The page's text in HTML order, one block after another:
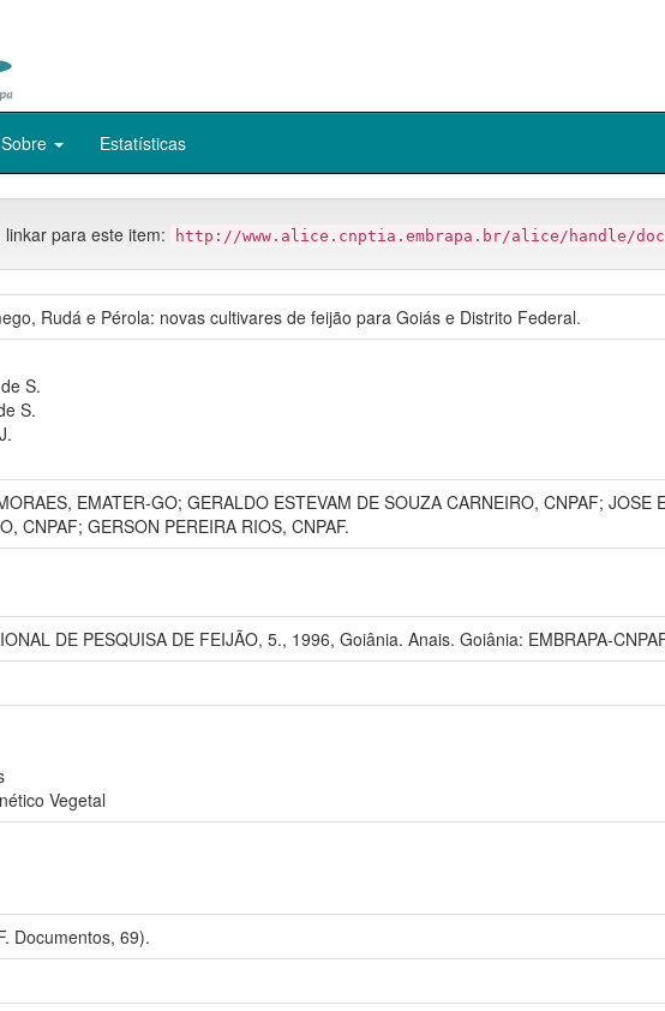
Sobre Estatísticas
para este item: http://www.alice.cnptia.embrapa.br/alice/handle/
Rudá e Pérola: novas cultivares de feijão para Goiás e Distrito Federal.
S.
S.
EMATER-GO; GERALDO ESTEVAM DE SOUZA CARNEIRO, CNPAF;
CNPAF; GERSON PEREIRA RIOS, CNPAF.
DE PESQUISA DE FEIJÃO, 5., 1996, Goiânia. Anais. Goiânia: EMBRAPA-
Vegetal
Documentos, 69).